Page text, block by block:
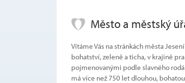
Město a městský
Vítáme Vás na stránkách města
bohatství, zeleně a ticha, v krajině
pojmenovanými podle slavného
má více než 750 let dlouhou,